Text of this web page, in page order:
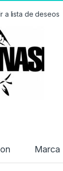
a lista de deseos
Marca